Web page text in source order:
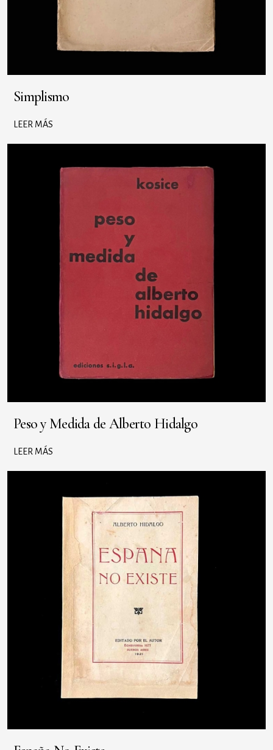
Simplismo
LEER MÁS
Peso y Medida de Alberto Hidalgo
LEER MÁS